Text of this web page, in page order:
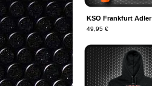
KSO Frankfurt Adler
49,95 €